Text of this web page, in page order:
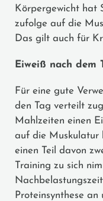
Körpergewicht hat
zufolge auf die
Das gilt auch für
Eiweiß nach dem
Für eine gute
den Tag verteilt
Mahlzeiten einen
auf die Muskulatur
einen Teil davon
Training zu sich
Proteinsynthese